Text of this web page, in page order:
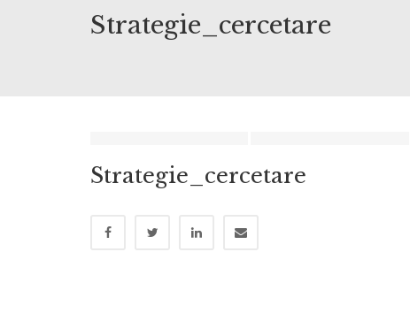
Strategie_cercetare
Strategie_cercetare